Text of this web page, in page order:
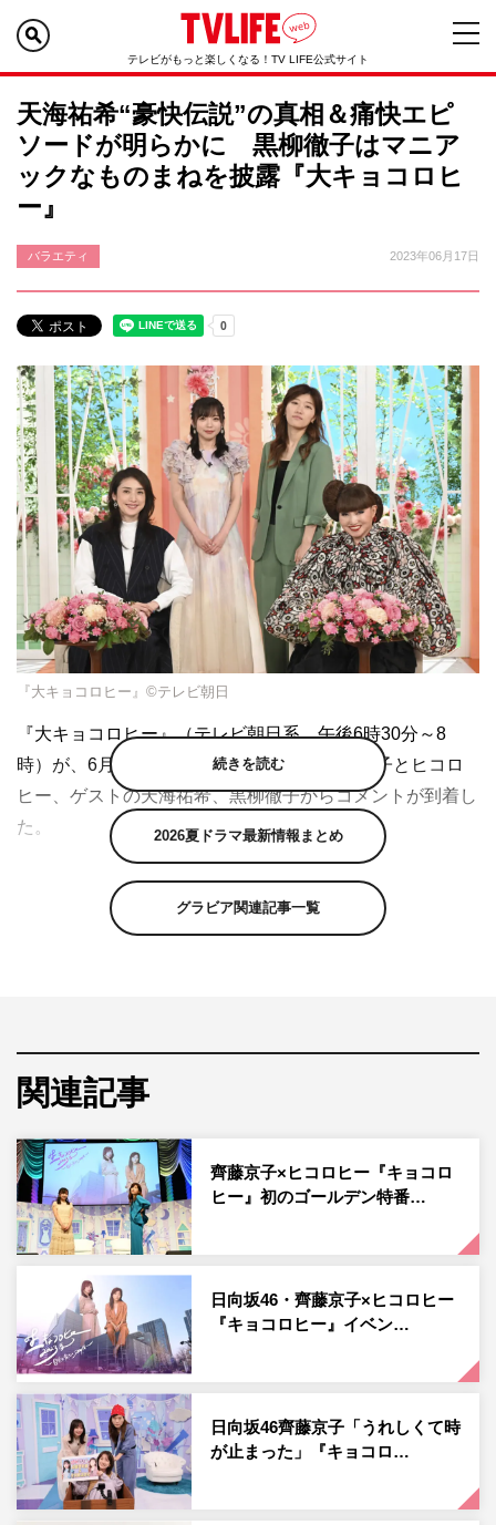
テレビがもっと楽しくなる！TV LIFE公式サイト
天海祐希“豪快伝説”の真相＆痛快エピ
ソードが明らかに 黒柳徹子はマニア
ックなものまねを披露『大キョコロヒ
ー』
バラエティ 2023年06月17日
『大キョコロヒー』©テレビ朝日
『大キョコロヒー』（テレビ朝日系 午後6時30分～8
時）が、6月17日（土）に放送。MCの齊藤京子とヒコロ
ヒー、ゲストの天海祐希、黒柳徹子からコメントが到着し
た。
のMC2人が、トーン低めのチグハグトークを繰り広げて大
好評を博している月曜深夜のバラエティー『キョコロヒ
しているが、初のゴールデン特番となる今回は「伝説の
数々が本当なのか先輩に直接聞いてみようSP」と題し、2
人が憧れる大先輩・天海祐希＆黒柳徹子がゲスト出演。90
分たっぷりトークを送る。
まずは、齊藤が「会いたかった！」と敬愛する天海がゲス
トに登場。齊藤は天海の主演ドラマ『女王の教室』
（2005年/日本テレビ）が大好きだったと打ち明け、「皆
さんが想像している10倍ぐらい大ファンなんです！」「夢
みたいです！」と生の“天海先輩”に大感激。
ヒコロヒーも「天海さん（スタジオに）おるやん！ ゴー
ルデンだからって気合い入れすぎ!!」とうれしすぎてスタ
ッフに苦情を言うほど興奮しながら収録がスタートする。
トークでは、天海先輩に関してまことしやかにささやかれ
る豪快伝説の数々「食事会で率先して働きすぎる」「共演
続きを読む
2026夏ドラマ最新情報まとめ
グラビア関連記事一覧
関連記事
齊藤京子×ヒコロヒー『キョコロ
ヒー』初のゴールデン特番…
日向坂46・齊藤京子×ヒコロヒー
『キョコロヒー』イベン…
日向坂46齊藤京子「うれしくて時
が止まった」『キョコロ…